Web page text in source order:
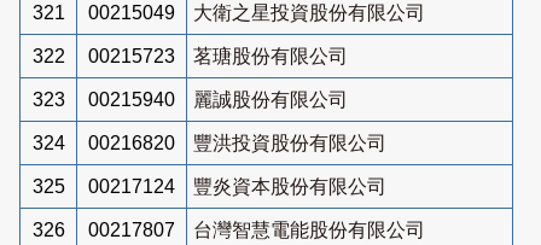
321 00215049 大衛之星投資股份有限公司
322 00215723 茗瑭股份有限公司
323 00215940 麗誠股份有限公司
324 00216820 豐洪投資股份有限公司
325 00217124 豐炎資本股份有限公司
326 00217807 台灣智慧電能股份有限公司